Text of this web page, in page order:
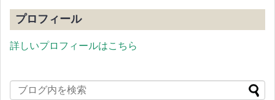
プロフィール
詳しいプロフィールはこちら